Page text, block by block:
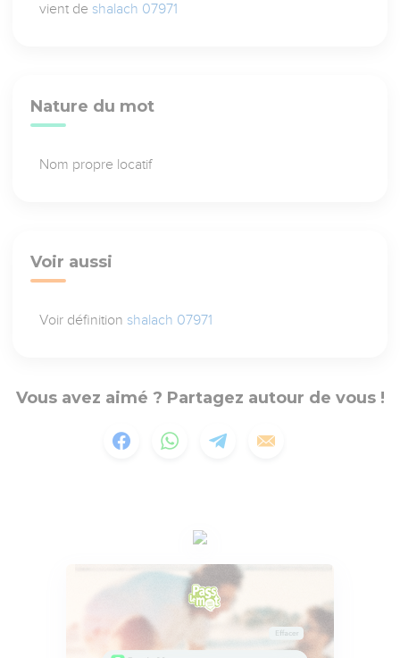
vient de shalach 07971
Nature du mot
Nom propre locatif
Voir aussi
Voir définition shalach 07971
Vous avez aimé ? Partagez autour de vous !